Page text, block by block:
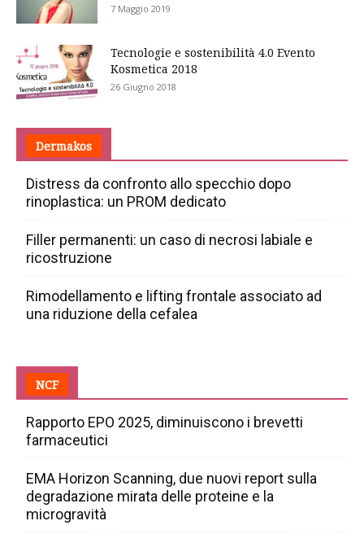
7 Maggio 2019
Tecnologie e sostenibilità 4.0 Evento
Kosmetica 2018
26 Giugno 2018
Dermakos
Distress da confronto allo specchio dopo
rinoplastica: un PROM dedicato
Filler permanenti: un caso di necrosi labiale e
ricostruzione
Rimodellamento e lifting frontale associato ad
una riduzione della cefalea
NCF
Rapporto EPO 2025, diminuiscono i brevetti
farmaceutici
EMA Horizon Scanning, due nuovi report sulla
degradazione mirata delle proteine e la
microgravità